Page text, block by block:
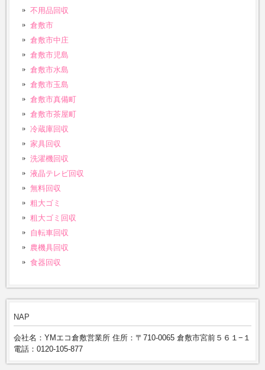
不用品回収
倉敷市
倉敷市中庄
倉敷市児島
倉敷市水島
倉敷市玉島
倉敷市真備町
倉敷市茶屋町
冷蔵庫回収
家具回収
洗濯機回収
液晶テレビ回収
無料回収
粗大ゴミ
粗大ゴミ回収
自転車回収
農機具回収
食器回収
NAP
会社名：YMエコ倉敷営業所 住所：〒710-0065 倉敷市宮前５６１−１
電話：0120-105-877